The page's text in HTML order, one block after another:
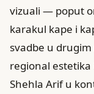
vizuali — poput
karakul kapе i
svadbe u
regional
Shehla Arif u